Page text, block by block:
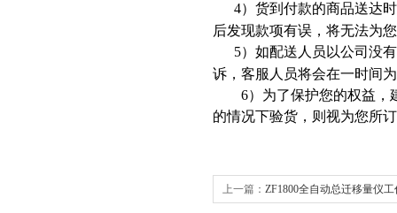
4）货到付款的商品送达
后发现款项有误，将无法为
5）如配送人员以公司没
诉，客服人员将会在一时间
6）为了保护您的权益，
的情况下验货，则视为您所
上一篇： ZF1800全自动总迁移量仪